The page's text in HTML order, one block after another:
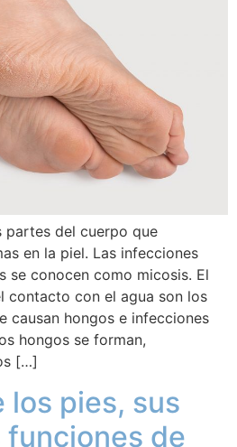
partes del cuerpo que
en la piel. Las infecciones
se conocen como micosis. El
contacto con el agua son los
causan hongos e infecciones
hongos se forman,
[…]
los pies, sus
de